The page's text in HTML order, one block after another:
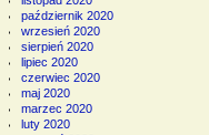
październik 2020
wrzesień 2020
sierpień 2020
lipiec 2020
czerwiec 2020
maj 2020
marzec 2020
luty 2020